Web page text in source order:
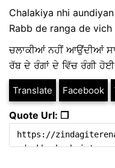
Chalakiya nhi
Rabb de ranga de
ਚਲਾਕੀਆਂ ਨਹੀਂ ਆਉਂਦੀਆਂ
ਰੱਬ ਦੇ ਰੰਗਾਂ ਦੇ ਵਿੱਚ ਰੰਗੀ ਹੋਈ
Translate Facebook
Quote Url: ❐